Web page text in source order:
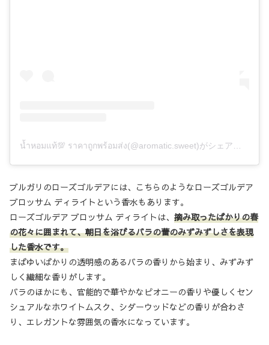
น้ำหอมแท้💯 ราคาถูกพร้อมส่ง(@aromatic.sweet)がシェアした投稿
ブルガリのローズゴルデアには、こちらのようなローズゴルデア
ブロッサム ディライトという香水もあります。
ローズゴルデア ブロッサム ディライトは、 摘み取ったばかりの春
の花々に囲まれて、朝日を浴びるバラの蕾のみずみずしさを表現
した香水です。
まばゆいばかりの透明感のあるバラの香りから始まり、みずみず
しく繊細な香りがします。
バラのほかにも、官能的で華やかなピオニーの香りや優しくセン
シュアルなホワイトムスク、シダーウッドなどの香りが合わさ
り、エレガントな雰囲気の香水になっています。